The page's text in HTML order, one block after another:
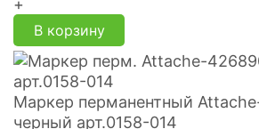
+
В корзину
Маркер перманентный
черный арт.0158-014